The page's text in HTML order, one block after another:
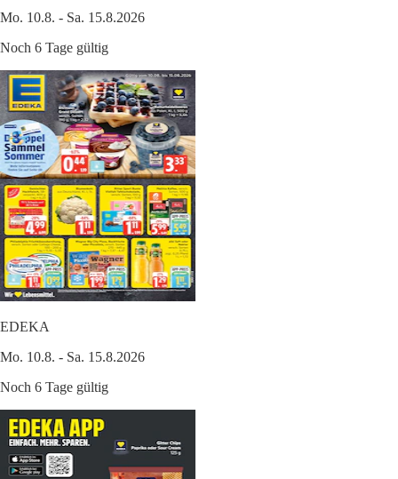
Mo. 10.8. - Sa. 15.8.2026
Noch 6 Tage gültig
EDEKA
Mo. 10.8. - Sa. 15.8.2026
Noch 6 Tage gültig